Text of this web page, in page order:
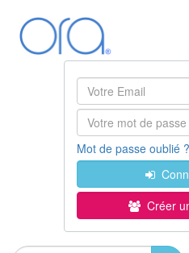
Mot de passe oublié ?
Créer